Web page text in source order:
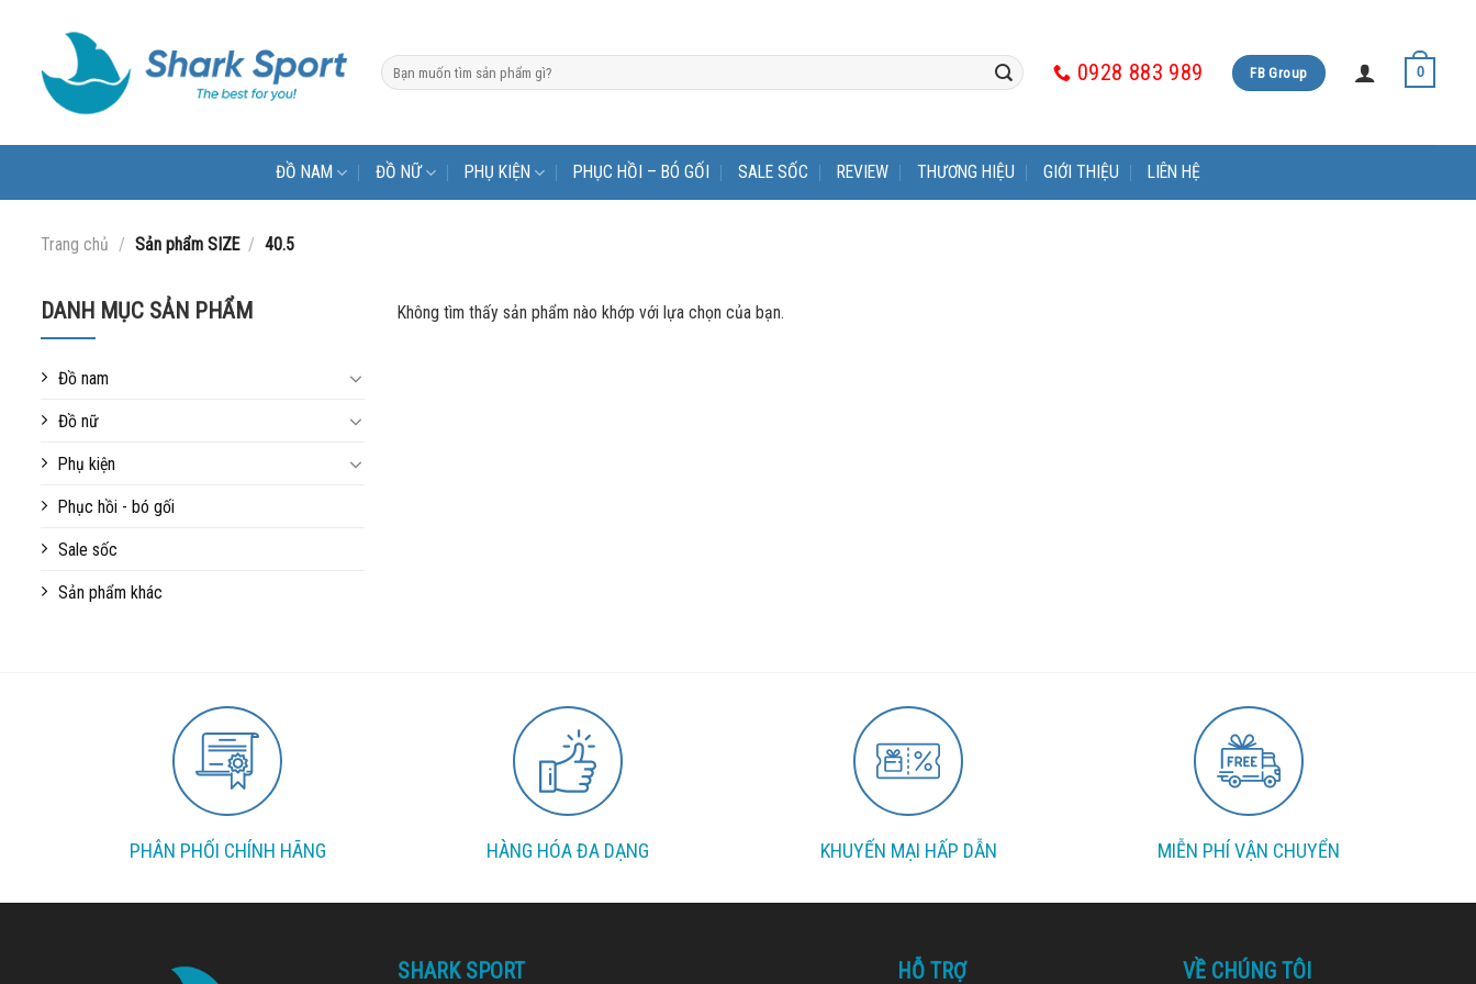
Tìm
kiếm:
0928 883 989 FB Group 0
ĐỒ NAM ĐỒ NỮ PHỤ KIỆN PHỤC HỒI – BÓ GỐI SALE SỐC REVIEW THƯƠNG HIỆU GIỚI THIỆU LIÊN HỆ
Trang chủ / Sản phẩm SIZE / 40.5
DANH MỤC SẢN PHẨM
Đồ nam
Đồ nữ
Phụ kiện
Phục hồi - bó gối
Sale sốc
Sản phẩm khác
Không tìm thấy sản phẩm nào khớp với lựa chọn của bạn.
PHÂN PHỐI CHÍNH HÃNG HÀNG HÓA ĐA DẠNG KHUYẾN MẠI HẤP DẪN MIỄN PHÍ VẬN CHUYỂN
SHARK SPORT HỖ TRỢ VỀ CHÚNG TÔI